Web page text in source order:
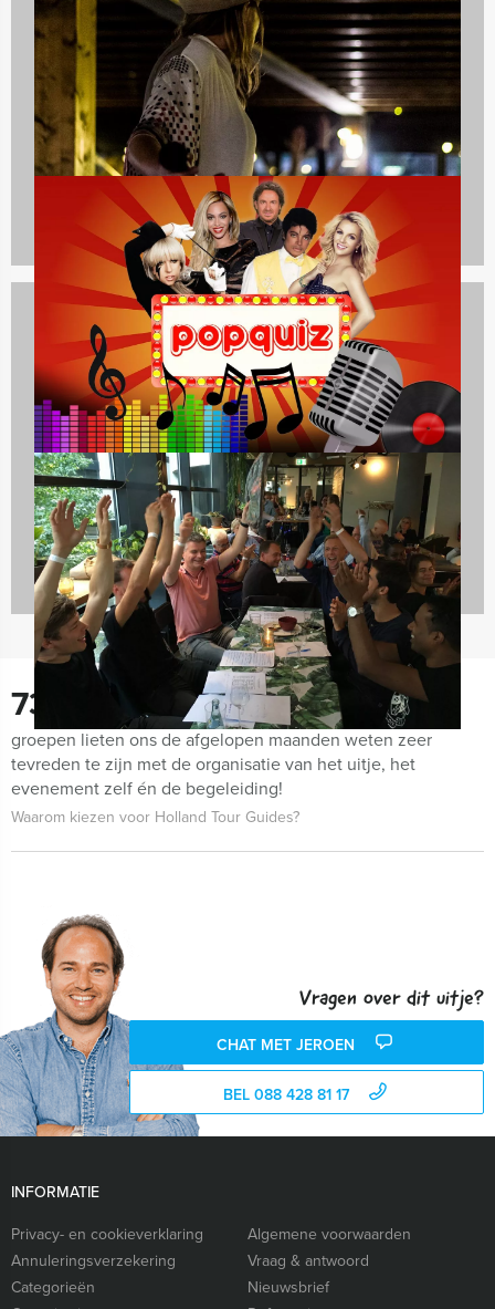
Quizzes
732 uitjes
Dagarrangementen
970 uitjes
730
groepen lieten ons de afgelopen maanden weten zeer
tevreden te zijn met de organisatie van het uitje, het
evenement zelf én de begeleiding!
Waarom kiezen voor Holland Tour Guides?
Vragen over dit uitje?
CHAT MET JEROEN
BEL 088 428 81 17
INFORMATIE
Privacy- en cookieverklaring
Algemene voorwaarden
Annuleringsverzekering
Vraag & antwoord
Categorieën
Nieuwsbrief